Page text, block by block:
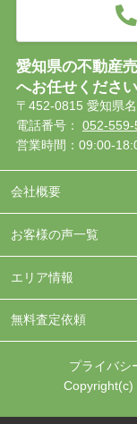
愛知県の不動産
へお任せください
〒452-0815 愛知県
電話番号： 052-559-
営業時間：09:00-
会社概要
お客様の声一覧
エリア情報
無料査定依頼
プライバシ
Copyright(c)